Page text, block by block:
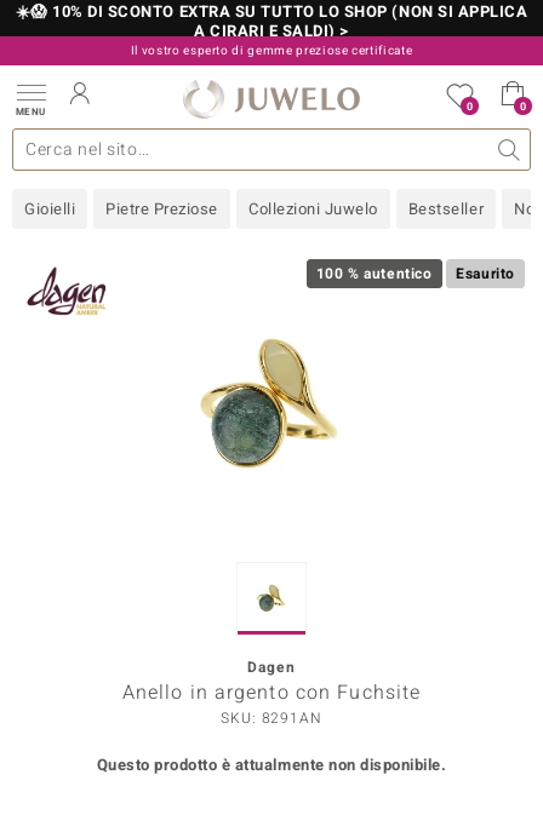
☀️😱 10% DI SCONTO EXTRA SU TUTTO LO SHOP (NON SI APPLICA
A CIRARI E SALDI) >
Il vostro esperto di gemme preziose certificate
800 986 787
MENU 0 0
Gioielli Pietre Preziose Collezioni Juwelo Bestseller
gioielli Design Metallo prezioso Misure anelli
più importanti Pietre preziose per colore Pietre preziose
Love
SELECTION
Informazioni generali Approfondimenti Consigli
Acquistare in diretta Juwelo
100 % autentico Esaurito
Dagen
Anello in argento con Fuchsite
SKU: 8291AN
Questo prodotto è attualmente non disponibile.